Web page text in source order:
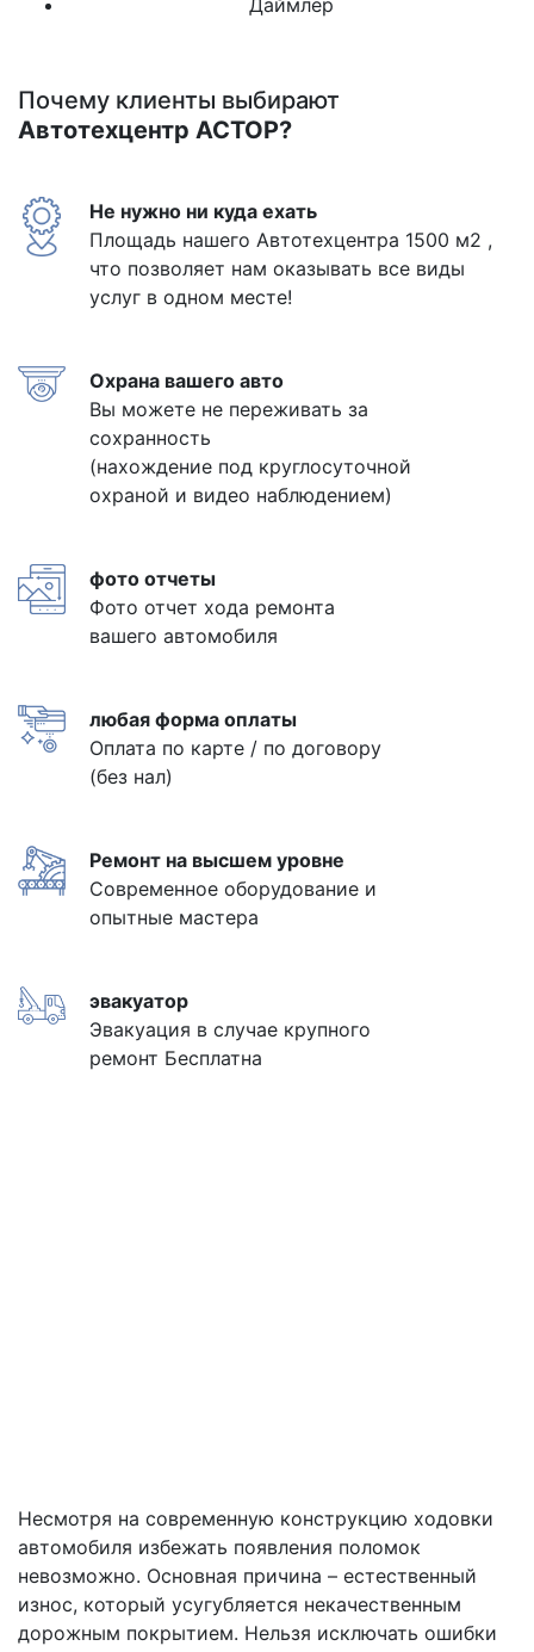
Почему клиенты выбирают
Автотехцентр АСТОР?
Не нужно ни куда ехать
Площадь нашего Автотехцентра 1500 м2 ,
что позволяет нам оказывать все виды
услуг в одном месте!
Охрана вашего авто
Вы можете не переживать за
сохранность
(нахождение под круглосуточной
охраной и видео наблюдением)
фото отчеты
Фото отчет хода ремонта
вашего автомобиля
любая форма оплаты
Оплата по карте / по договору
(без нал)
Ремонт на высшем уровне
Современное оборудование и
опытные мастера
эвакуатор
Эвакуация в случае крупного
ремонт Бесплатна
Несмотря на современную конструкцию ходовки
автомобиля избежать появления поломок
невозможно. Основная причина – естественный
износ, который усугубляется некачественным
дорожным покрытием. Нельзя исключать ошибки